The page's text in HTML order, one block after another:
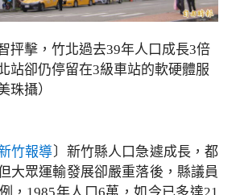
抨擊，竹北過去39年人口成長3倍
站卻仍停留在3級車站的軟硬體服
珠攝）
竹報導〕新竹縣人口急遽成長，都
大眾運輸發展卻嚴重落後，縣議員
，1985年人口6萬，如今已多達21